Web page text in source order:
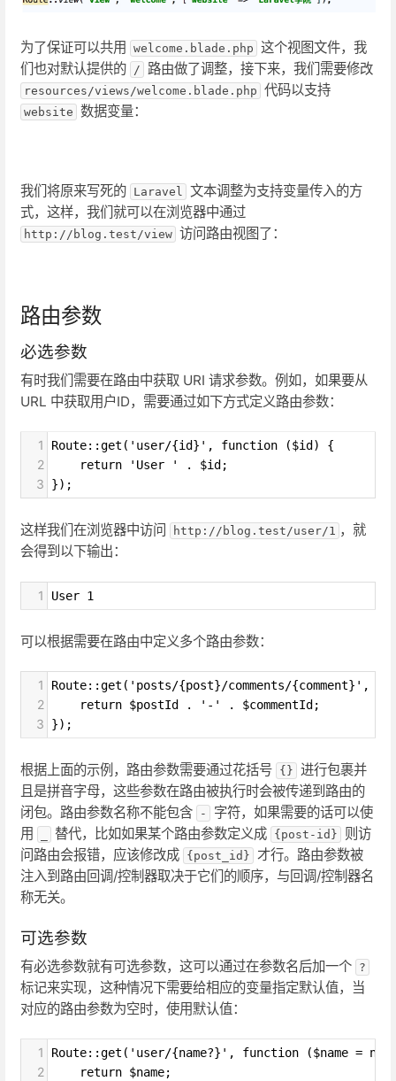
为了保证可以共用 welcome.blade.php 这个视图文件，我
们也对默认提供的
/ 路由做了调整，接下来，我们需要修改
resources/views/welcome.blade.php 代码以支持
website 数据变量：
我们将原来写死的 Laravel 文本调整为支持变量传入的方
式，这样，我们就可以在浏览器中通过
http://blog.test/view 访问路由视图了：
路由参数
必选参数
有时我们需要在路由中获取 URI 请求参数。例如，如果要从
URL 中获取用户ID，需要通过如下方式定义路由参数：
1 Route::get('user/{id}', function ($id) {
2
    return 'User ' . $id;
3 });
这样我们在浏览器中访问 http://blog.test/user/1 ，就
会得到以下输出：
1 User 1
可以根据需要在路由中定义多个路由参数：
1 Route::get('posts/{post}/comments/{comment}',
2
    return $postId . '-' . $commentId;
3 });
根据上面的示例，路由参数需要通过花括号 {} 进行包裹并
且是拼音字母，这些参数在路由被执行时会被传递到路由的
闭包。路由参数名称不能包含
-
字符，如果需要的话可以使
用
替代，比如如果某个路由参数定义成 {post-id}
则访
问路由会报错，应该修改成 {post_id} 才行。路由参数被
注入到路由回调/控制器取决于它们的顺序，与回调/控制器名
称无关。
可选参数
有必选参数就有可选参数，这可以通过在参数名后加一个 ?
标记来实现，这种情况下需要给相应的变量指定默认值，当
对应的路由参数为空时，使用默认值：
1 Route::get('user/{name?}', function ($name =
2
    return $name;